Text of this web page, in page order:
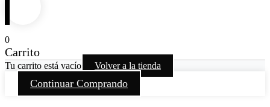
0
Carrito
Tu carrito está vacío Volver a la tienda
Continuar Comprando